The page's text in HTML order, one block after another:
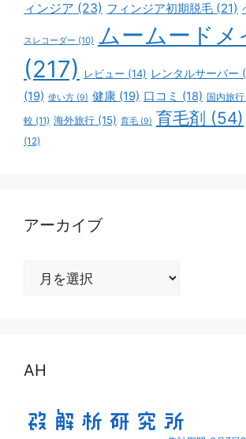
ィンジア (23) フィンジア初期脱毛 (21)
スレコーダー (10) ムームードメ
(217)
レビュー (14) レンタルサーバー
(19) 使い方 (9) 健康 (19) 口コミ (18) 国内旅行
較 (11) 海外旅行 (15) 育毛 (9) 育毛剤 (54)
(12)
アーカイブ
AH